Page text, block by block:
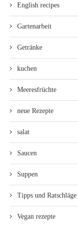
English recipes
Gartenarbeit
Getränke
kuchen
Meeresfrüchte
neue Rezepte
salat
Saucen
Suppen
Tipps und Ratschläge
Vegan rezepte